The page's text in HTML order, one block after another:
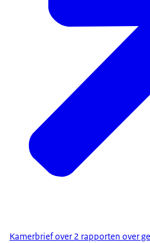
Kamerbrief over 2 rapporten over